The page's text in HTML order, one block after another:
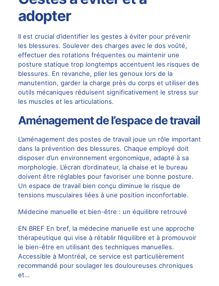
adopter
Il est crucial d’identifier les gestes à éviter pour prévenir
les blessures. Soulever des charges avec le dos voûté,
effectuer des rotations fréquentes ou maintenir une
posture statique trop longtemps accentuent les risques de
blessures. En revanche, plier les genoux lors de la
manutention, garder la charge près du corps et utiliser des
outils mécaniques réduisent significativement le stress sur
les muscles et les articulations.
Aménagement de l’espace de travail
L’aménagement des postes de travail joue un rôle important
dans la prévention des blessures. Chaque employé doit
disposer d’un environnement ergonomique, adapté à sa
morphologie. L’écran d’ordinateur, la chaise et le bureau
doivent être réglables pour favoriser une bonne posture.
Un espace de travail bien conçu diminue le risque de
tensions musculaires liées à une position inconfortable.
Médecine manuelle et bien-être : un équilibre retrouvé
EN BREF En bref, la médecine manuelle est une approche
thérapeutique qui vise à rétablir l’équilibre et à promouvoir
le bien-être en utilisant des techniques manuelles.
Accessible à Montréal, ce service est particulièrement
recommandé pour soulager les douloureuses chroniques
et…